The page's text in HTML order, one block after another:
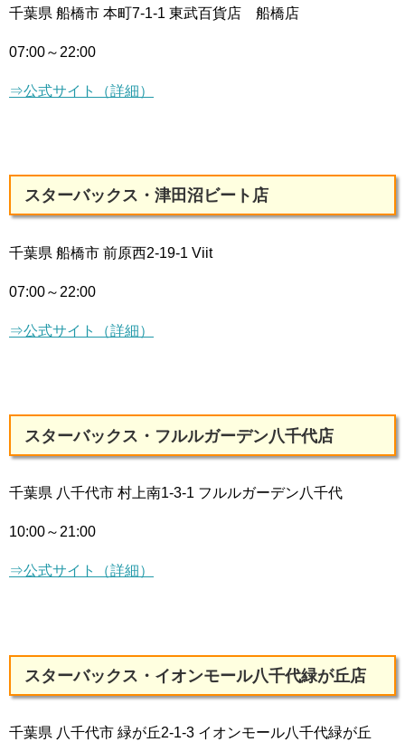
千葉県 船橋市 本町7-1-1 東武百貨店 船橋店
07:00～22:00
⇒公式サイト（詳細）
スターバックス・津田沼ビート店
千葉県 船橋市 前原西2-19-1 Viit
07:00～22:00
⇒公式サイト（詳細）
スターバックス・フルルガーデン八千代店
千葉県 八千代市 村上南1-3-1 フルルガーデン八千代
10:00～21:00
⇒公式サイト（詳細）
スターバックス・イオンモール八千代緑が丘店
千葉県 八千代市 緑が丘2-1-3 イオンモール八千代緑が丘